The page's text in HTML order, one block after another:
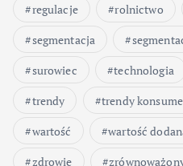
regulacje
rolnictwo
segmentacja
surowiec
technologia
trendy
trendy
wartość
wartość
zdrowie